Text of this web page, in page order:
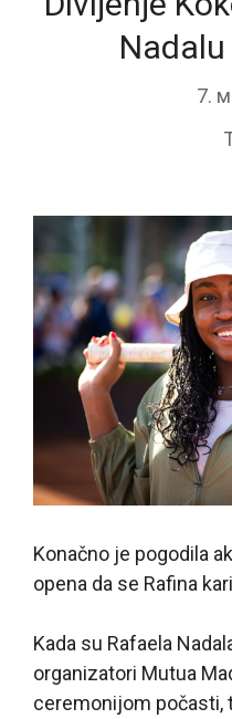
7.
Konačno je pogodila
opena da se Rafina
Kada su Rafaela
organizatori Mutua
ceremonijom počasti,